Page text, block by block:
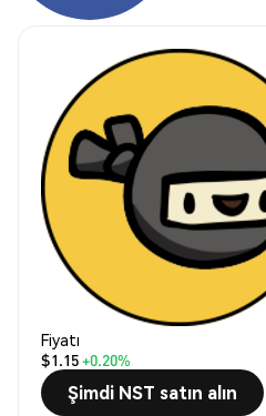
Fiyatı
$1.15+0.20%
Şimdi NST satın alın